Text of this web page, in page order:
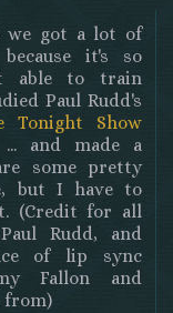
we got a lot of
it's so
able to train
Paul Rudd's
Tonight Show
... and made a
some pretty
but I have to
(Credit for all
Rudd, and
of lip sync
Fallon and
from)